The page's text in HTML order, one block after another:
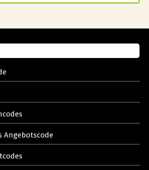
Angebotscode